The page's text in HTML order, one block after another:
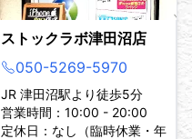
ストックラボ津田沼店
050-5269-5970
JR 津田沼駅より徒歩5分
営業時間：10:00 - 20:00
定休日：なし（臨時休業・年